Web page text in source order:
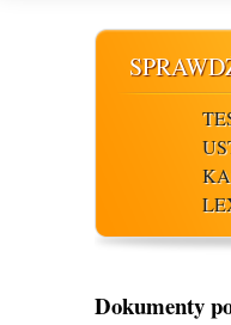
Dokumenty